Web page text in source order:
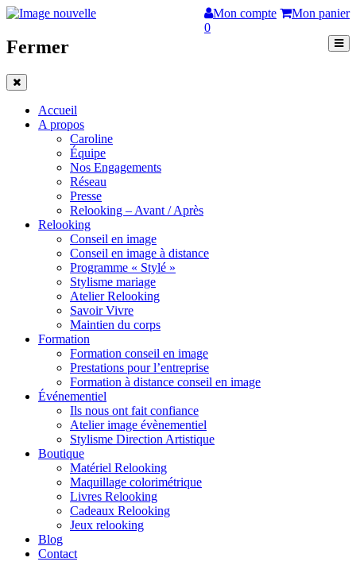
Mon compte
Mon panier
0
Fermer
Accueil
A propos
Caroline
Équipe
Nos Engagements
Réseau
Presse
Relooking – Avant / Après
Relooking
Conseil en image
Conseil en image à distance
Programme « Stylé »
Stylisme mariage
Atelier Relooking
Savoir Vivre
Maintien du corps
Formation
Formation conseil en image
Prestations pour l’entreprise
Formation à distance conseil en image
Événementiel
Ils nous ont fait confiance
Atelier image évènementiel
Stylisme Direction Artistique
Boutique
Matériel Relooking
Maquillage colorimétrique
Livres Relooking
Cadeaux Relooking
Jeux relooking
Blog
Contact